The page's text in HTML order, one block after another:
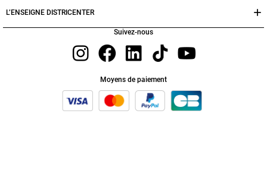
L’ENSEIGNE DISTRICENTER
Suivez-nous
Moyens de paiement